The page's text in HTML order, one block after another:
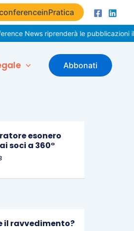
News riprenderà le pubblicazioni il
Abbonati
esonero
soci a 360°
il ravvedimento?